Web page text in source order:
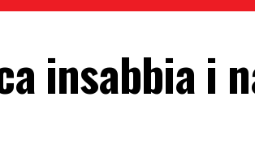
insabbia i